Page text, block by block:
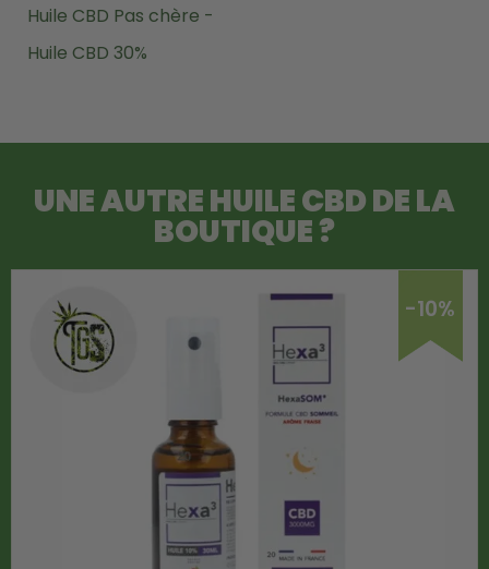
Huile CBD Pas chère -
Huile CBD 30%
UNE AUTREHUILE CBDDE LA
BOUTIQUE ?
-10%